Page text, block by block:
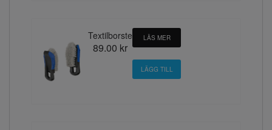
Textilborste
89.00 kr
LÄS MER